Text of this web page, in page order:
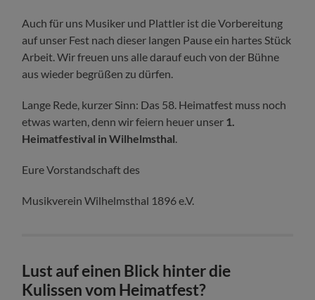
Auch für uns Musiker und Plattler ist die Vorbereitung
auf unser Fest nach dieser langen Pause ein hartes Stück
Arbeit. Wir freuen uns alle darauf euch von der Bühne
aus wieder begrüßen zu dürfen.
Lange Rede, kurzer Sinn: Das 58. Heimatfest muss noch
etwas warten, denn wir feiern heuer unser 1.
Heimatfestival in Wilhelmsthal
Eure Vorstandschaft des
Musikverein Wilhelmsthal 1896 e.V.
Lust auf einen Blick hinter die
Kulissen vom Heimatfest?